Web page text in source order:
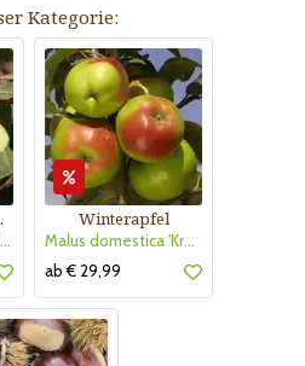
Kategorie:
Asimina triloba 'Sunflower'
Winterapfel
Malus domestica 'Kronprinz Rudolf'
ab € 29,99